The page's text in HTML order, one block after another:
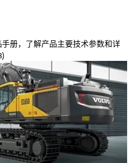
册，了解产品主要技术参数和详